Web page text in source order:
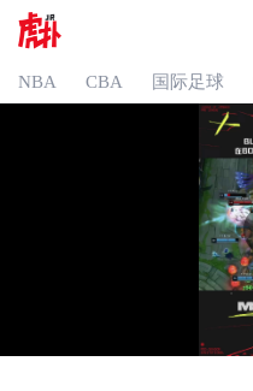
NBA CBA 国际足球